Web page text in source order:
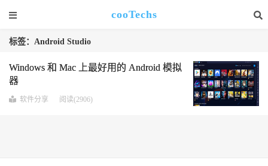
cooTechs
标签：Android Studio
Windows 和 Mac 上最好用的 Android 模拟
器
软件分享 阅读(2906)